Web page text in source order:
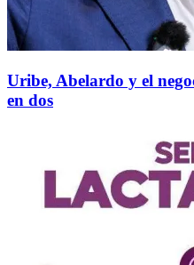
Uribe, Abelardo y el
en dos